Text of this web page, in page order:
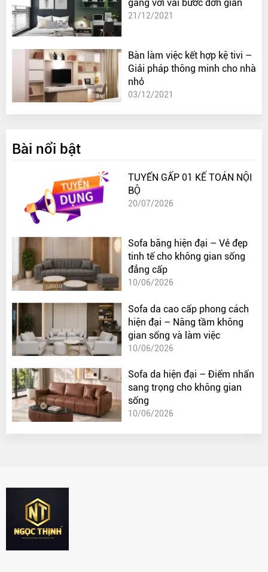
gàng với vài bước đơn giản
21/12/2021
Bàn làm việc kết hợp kệ tivi –
Giải pháp thông minh cho nhà
nhỏ
03/12/2021
Bài nổi bật
TUYỂN GẤP 01 KẾ TOÁN NỘI
BỘ
20/07/2026
Sofa băng hiện đại – Vẻ đẹp
tinh tế cho không gian sống
đẳng cấp
10/06/2026
Sofa da cao cấp phong cách
hiện đại – Nâng tầm không
gian sống và làm việc
10/06/2026
Sofa da hiện đại – Điểm nhấn
sang trọng cho không gian
sống
10/06/2026